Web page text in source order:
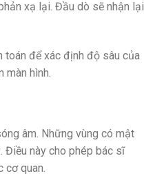
xạ lại. Đầu dò sẽ nhận lại
toán để xác định độ sâu của
màn hình.
âm. Những vùng có mật
Điều này cho phép bác sĩ
cơ quan.